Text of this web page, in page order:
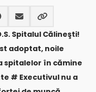
Spitalul Călineşti!
adoptat, noile
în cămine
# Executivul nu a